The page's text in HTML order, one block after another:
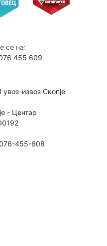
се на:
455 609
извоз Скопје
- Центар
455-608